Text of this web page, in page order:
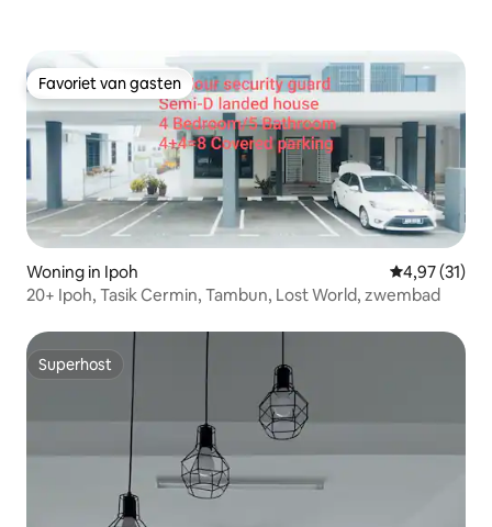
Favoriet van gasten
Favoriet van gasten
Woning in Ipoh Gemiddelde
4,97 (31)
20+ Ipoh, Tasik Cermin, Tambun, Lost World, zwembad
Superhost
Superhost